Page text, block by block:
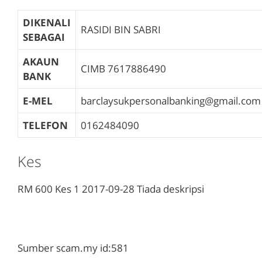
DIKENALI
SEBAGAI
RASIDI BIN SABRI
AKAUN
BANK
CIMB 7617886490
E-MEL
barclaysukpersonalbanking@gmail.com
TELEFON
0162484090
Kes
RM 600 Kes 1 2017-09-28 Tiada deskripsi
Sumber scam.my id:581